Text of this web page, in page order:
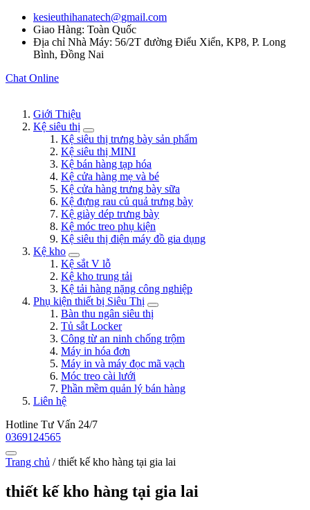
kesieuthihanatech@gmail.com
Giao Hàng: Toàn Quốc
Địa chỉ Nhà Máy: 56/2T đường Điểu Xiển, KP8, P. Long
Bình, Đồng Nai
Chat Online
Giới Thiệu
Kệ siêu thị
Kệ siêu thị trưng bày sản phẩm
Kệ siêu thị MINI
Kệ bán hàng tạp hóa
Kệ cửa hàng mẹ và bé
Kệ cửa hàng trưng bày sữa
Kệ đựng rau củ quả trưng bày
Kệ giày dép trưng bày
Kệ móc treo phụ kiện
Kệ siêu thị điện máy đồ gia dụng
Kệ kho
Kệ sắt V lỗ
Kệ kho trung tải
Kệ tải hàng nặng công nghiệp
Phụ kiện thiết bị Siêu Thị
Bàn thu ngân siêu thị
Tủ sắt Locker
Công từ an ninh chống trộm
Máy in hóa đơn
Máy in và máy đọc mã vạch
Móc treo cài lưới
Phần mềm quản lý bán hàng
Liên hệ
Hotline Tư Vấn 24/7
0369124565
Trang chủ /thiết kế kho hàng tại gia lai
thiết kế kho hàng tại gia lai